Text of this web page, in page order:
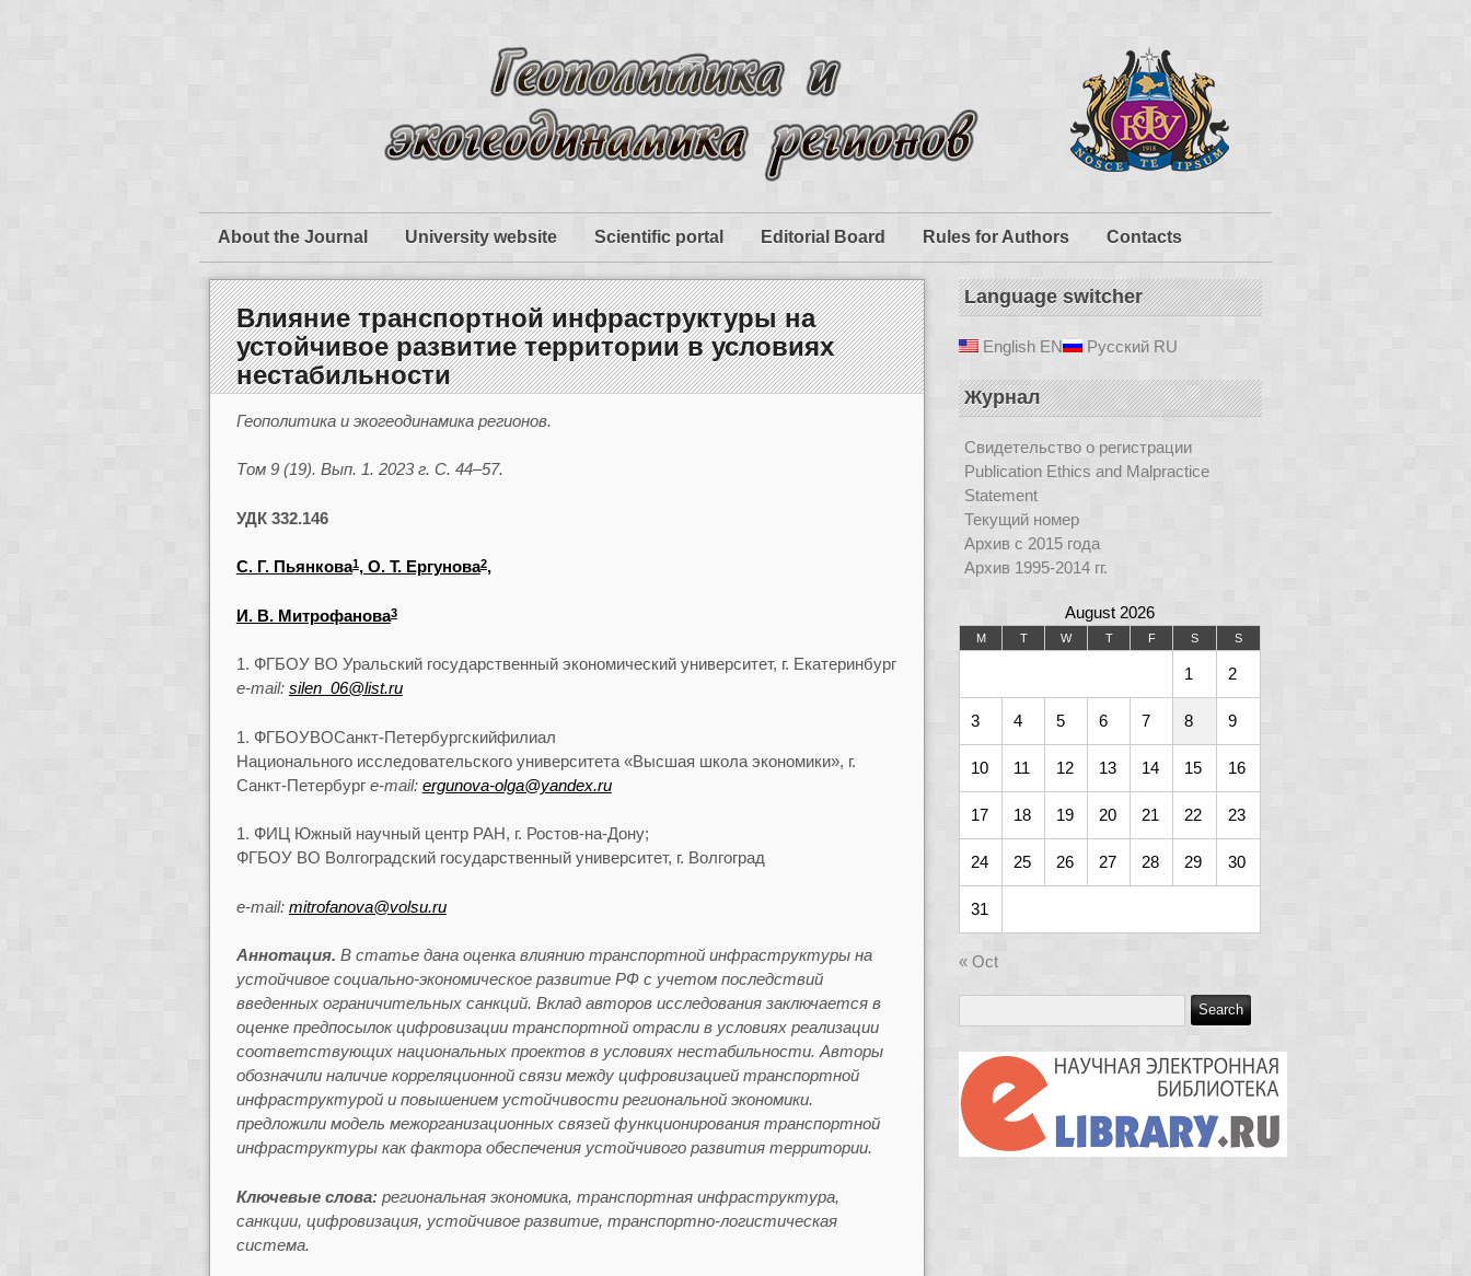
About the Journal University website Scientific portal Editorial Board Rules for Authors Contacts
Влияние транспортной инфраструктуры на
устойчивое развитие территории в условиях
нестабильности
Геополитика и экогеодинамика регионов.
Том 9 (19). Вып. 1. 2023 г. С. 44–57.
УДК 332.146
С. Г. Пьянкова1, О. Т. Ергунова2,
И. В. Митрофанова3
ФГБОУ ВО Уральский государственный экономический университет, г. Екатеринбург
e-mail: silen_06@list.ru
ФГБОУВОСанкт-Петербургскийфилиал
Национального исследовательского университета «Высшая школа экономики», г.
Санкт-Петербург e-mail: ergunova-olga@yandex.ru
ФИЦ Южный научный центр РАН, г. Ростов-на-Дону;
ФГБОУ ВО Волгоградский государственный университет, г. Волгоград
e-mail: mitrofanova@volsu.ru
Аннотация. В статье дана оценка влиянию транспортной инфраструктуры на
устойчивое социально-экономическое развитие РФ с учетом последствий
введенных ограничительных санкций. Вклад авторов исследования заключается в
оценке предпосылок цифровизации транспортной отрасли в условиях реализации
соответствующих национальных проектов в условиях нестабильности. Авторы
обозначили наличие корреляционной связи между цифровизацией транспортной
инфраструктурой и повышением устойчивости региональной экономики.
предложили модель межорганизационных связей функционирования транспортной
инфраструктуры как фактора обеспечения устойчивого развития территории.
Ключевые слова: региональная экономика, транспортная инфраструктура,
санкции, цифровизация, устойчивое развитие, транспортно-логистическая
система.
Language switcher
English EN Русский RU
Журнал
Свидетельство о регистрации
Publication Ethics and Malpractice
Statement
Текущий номер
Архив с 2015 года
Архив 1995-2014 гг.
August 2026
M T W T F S S
1 2
3 4 5 6 7 8 9
10 11 12 13 14 15 16
17 18 19 20 21 22 23
24 25 26 27 28 29 30
31
« Oct